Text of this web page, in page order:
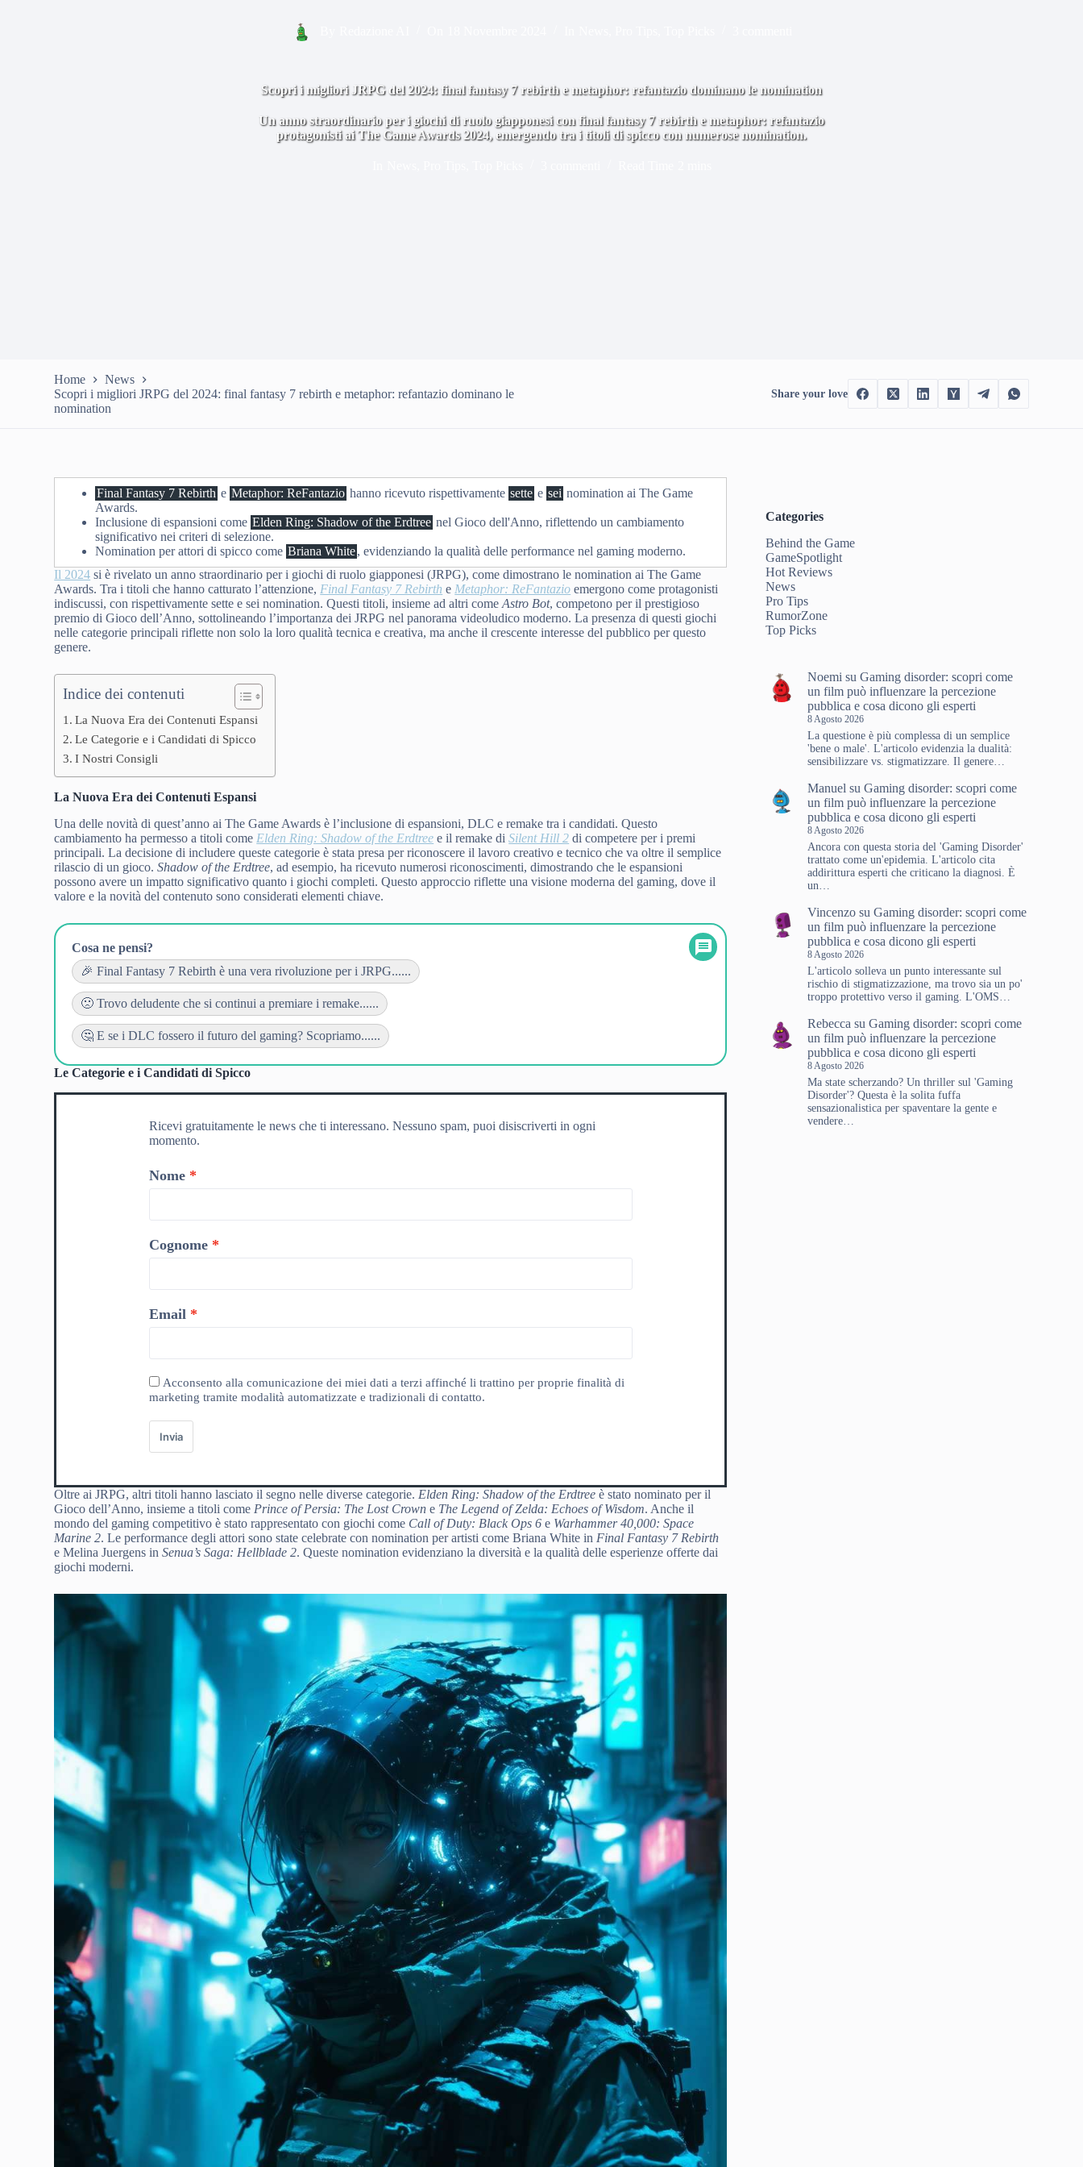
Scopri i migliori JRPG del 2024: final fantasy 7 rebirth e metaphor: refantazio dominano le nomination
Un anno straordinario per i giochi di ruolo giapponesi con final fantasy 7 rebirth e metaphor: refantazio
protagonisti ai The Game Awards 2024, emergendo tra i titoli di spicco con numerose nomination.
Home
News
Scopri i migliori JRPG del 2024: final fantasy 7 rebirth e metaphor: refantazio dominano le
nomination
Share your love
Final Fantasy 7 Rebirth e Metaphor: ReFantazio hanno ricevuto rispettivamente sette e sei nomination ai The Game
Awards.
Inclusione di espansioni come Elden Ring: Shadow of the Erdtree nel Gioco dell'Anno, riflettendo un cambiamento
significativo nei criteri di selezione.
Nomination per attori di spicco come Briana White, evidenziando la qualità delle performance nel gaming moderno.
Il 2024 si è rivelato un anno straordinario per i giochi di ruolo giapponesi (JRPG), come dimostrano le nomination ai The Game
Awards. Tra i titoli che hanno catturato l’attenzione, Final Fantasy 7 Rebirth e Metaphor: ReFantazio emergono come protagonisti
indiscussi, con rispettivamente sette e sei nomination. Questi titoli, insieme ad altri comeAstro Bot, competono per il prestigioso
premio di Gioco dell’Anno, sottolineando l’importanza dei JRPG nel panorama videoludico moderno. La presenza di questi giochi
nelle categorie principali riflette non solo la loro qualità tecnica e creativa, ma anche il crescente interesse del pubblico per questo
genere.
Indice dei contenuti
La Nuova Era dei Contenuti Espansi
Le Categorie e i Candidati di Spicco
I Nostri Consigli
La Nuova Era dei Contenuti Espansi
Una delle novità di quest’anno ai The Game Awards è l’inclusione di espansioni, DLC e remake tra i candidati. Questo
cambiamento ha permesso a titoli come Elden Ring: Shadow of the Erdtree e il remake diSilent Hill 2 di competere per i premi
principali. La decisione di includere queste categorie è stata presa per riconoscere il lavoro creativo e tecnico che va oltre il semplice
rilascio di un gioco.Shadow of the Erdtree, ad esempio, ha ricevuto numerosi riconoscimenti, dimostrando che le espansioni
possono avere un impatto significativo quanto i giochi completi. Questo approccio riflette una visione moderna del gaming, dove il
valore e la novità del contenuto sono considerati elementi chiave.
Cosa ne pensi?
🎉 Final Fantasy 7 Rebirth è una vera rivoluzione per i JRPG......
🙁 Trovo deludente che si continui a premiare i remake......
🤔 E se i DLC fossero il futuro del gaming? Scopriamo......
Le Categorie e i Candidati di Spicco
Ricevi gratuitamente le news che ti interessano. Nessuno spam, puoi disiscriverti in ogni
momento.
Nome
Cognome
Email
Acconsento alla comunicazione dei miei dati a terzi affinché li trattino per proprie finalità di
marketing tramite modalità automatizzate e tradizionali di contatto.
Invia
Oltre ai JRPG, altri titoli hanno lasciato il segno nelle diverse categorie. Elden Ring: Shadow of the Erdtree è stato nominato per il
Gioco dell’Anno, insieme a titoli come Prince of Persia: The Lost Crown e The Legend of Zelda: Echoes of Wisdom. Anche il
mondo del gaming competitivo è stato rappresentato con giochi come Call of Duty: Black Ops 6 e Warhammer 40,000: Space
Marine 2. Le performance degli attori sono state celebrate con nomination per artisti come Briana White in Final Fantasy 7 Rebirth
e Melina Juergens inSenua’s Saga: Hellblade 2. Queste nomination evidenziano la diversità e la qualità delle esperienze offerte dai
giochi moderni.
Categories
Behind the Game
GameSpotlight
Hot Reviews
News
Pro Tips
RumorZone
Top Picks
Noemi suGaming disorder: scopri come
un film può influenzare la percezione
pubblica e cosa dicono gli esperti
8 Agosto 2026
La questione è più complessa di un semplice
'bene o male'. L'articolo evidenzia la dualità:
sensibilizzare vs. stigmatizzare. Il genere…
Manuel suGaming disorder: scopri come
un film può influenzare la percezione
pubblica e cosa dicono gli esperti
8 Agosto 2026
Ancora con questa storia del 'Gaming Disorder'
trattato come un'epidemia. L'articolo cita
addirittura esperti che criticano la diagnosi. È
un…
Vincenzo suGaming disorder: scopri come
un film può influenzare la percezione
pubblica e cosa dicono gli esperti
8 Agosto 2026
L'articolo solleva un punto interessante sul
rischio di stigmatizzazione, ma trovo sia un po'
troppo protettivo verso il gaming. L'OMS…
Rebecca suGaming disorder: scopri come
un film può influenzare la percezione
pubblica e cosa dicono gli esperti
8 Agosto 2026
Ma state scherzando? Un thriller sul 'Gaming
Disorder'? Questa è la solita fuffa
sensazionalistica per spaventare la gente e
vendere…